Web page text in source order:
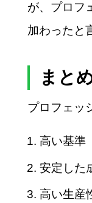
が、プロフ
加わったと
まと
プロフェッ
高い基準
安定した
高い生産